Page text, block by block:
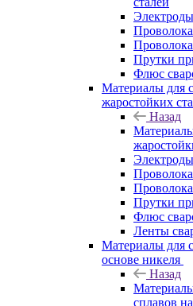
Прутки
Флюс
Материалы для
жаростойких
Назад
Прутки
Флюс
Ленты
Материалы для
основе никеля
Назад
сплавов